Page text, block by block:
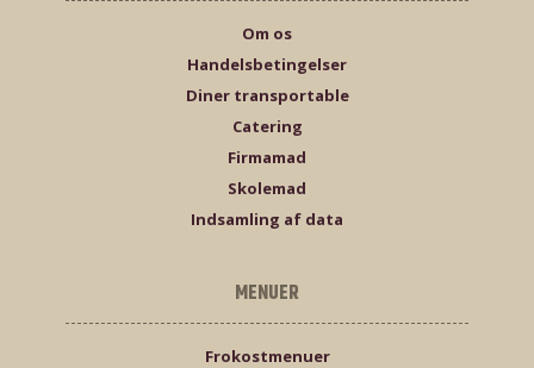
Om os
Handelsbetingelser
Diner transportable
Catering
Firmamad
Skolemad
Indsamling af data
MENUER
Frokostmenuer